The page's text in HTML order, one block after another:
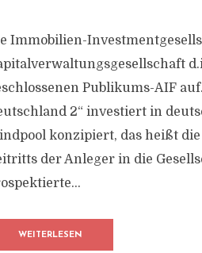
Immobilien-
Publikums-AIF
2“ investiert in
konzipiert, das heißt
der Anleger in die
WEITERLESEN